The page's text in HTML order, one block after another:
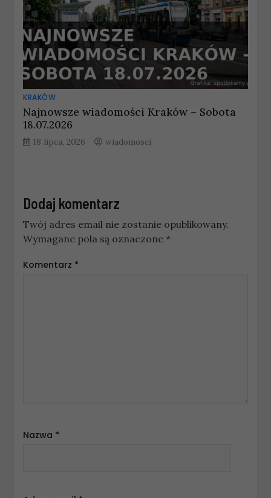
KRAKÓW
Najnowsze wiadomości Kraków – Sobota
18.07.2026
18 lipca, 2026 wiadomosci
Dodaj komentarz
Twój adres email nie zostanie opublikowany.
Wymagane pola są oznaczone *
Komentarz *
Nazwa *